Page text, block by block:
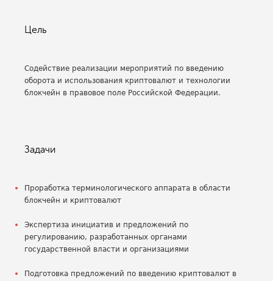
Цель
Содействие реализации мероприятий по введению
оборота и использования криптовалют и технологии
блокчейн в правовое поле Российской Федерации.
Задачи
Проработка терминологического аппарата в области
блокчейн и криптовалют
Экспертиза инициатив и предложений по
регулированию, разработанных органами
государственной власти и организациями
Подготовка предложений по введению криптовалют в